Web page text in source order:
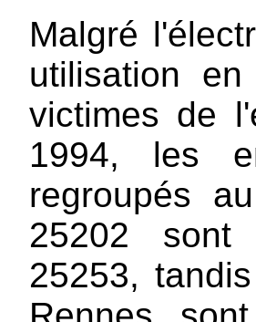
Malgré
utilisation
victimes de
1994, les
regroupés
25202 sont
25253,